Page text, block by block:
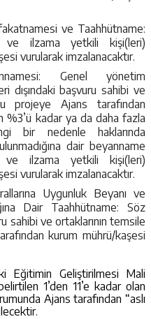
ve Taahhütname:
ve ilzama yetkili kişi(leri)
vurularak imzalanacaktır.
Genel yönetim
dışındaki başvuru sahibi ve
projeye Ajans tarafından
%3’ü kadar ya da daha fazla
bir nedenle haklarında
dair beyanname
ve ilzama yetkili kişi(leri)
vurularak imzalanacaktır.
Uygunluk Beyanı ve
Dair Taahhütname: Söz
sahibi ve ortaklarının temsile
kurum mührü/kaşesi
Eğitimin Geliştirilmesi Mali
1’den 11’e kadar olan
Ajans tarafından “aslı